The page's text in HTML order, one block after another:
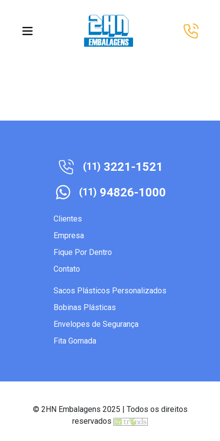
(11) 3221-1521
(11) 94826-1000
Clientes
Empresa
Fique Por Dentro
Contato
Sacos Plásticos Personalizados
Bobinas Plásticas
Envelopes de Segurança
Fita Gomada
© 2HN Embalagens 2025 | Todos os direitos
reservados